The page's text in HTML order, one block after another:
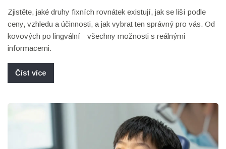
Zjistěte, jaké druhy fixních rovnátek existují, jak se liší podle
ceny, vzhledu a účinnosti, a jak vybrat ten správný pro vás. Od
kovových po lingvální - všechny možnosti s reálnými
informacemi.
Číst více